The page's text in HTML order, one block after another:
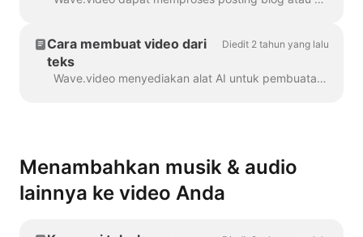
Cara membuat video dari
teks
Diedit 2 tahun yang lalu
Wave.video menyediakan alat AI untuk pembuatan video otomatis dari teks. Wave akan memilih stok video dan musik yang relevan untuk Anda. Teks akan dimasukkan ke dalam ...
Menambahkan musik & audio
lainnya ke video Anda